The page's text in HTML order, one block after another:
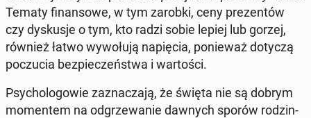
Tematy fi­nan­so­we, w tym zarobki, ceny pre­zen­tów
czy dys­ku­sje o tym, kto radzi sobie lepiej lub gorzej,
również łatwo wy­wo­łu­ją na­pię­cia, po­nie­waż dotyczą
po­czu­cia bez­pie­czeń­stwa i war­to­ści.
Psy­cho­lo­go­wie za­zna­cza­ją, że święta nie są dobrym
mo­men­tem na od­grze­wa­nie dawnych sporów ro­dzin­